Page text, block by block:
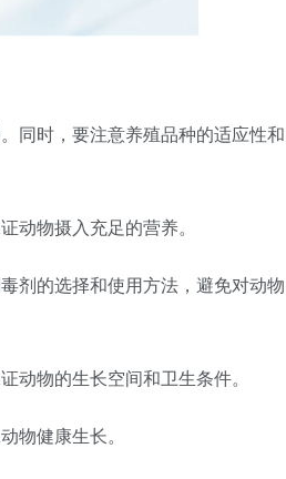
同时，要注意养殖品种的适应性和
动物摄入充足的营养。
剂的选择和使用方法，避免对动物
动物的生长空间和卫生条件。
物健康生长。